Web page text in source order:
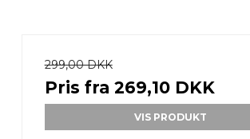
299,00 DKK
Pris fra 269,10 DKK
VIS PRODUKT